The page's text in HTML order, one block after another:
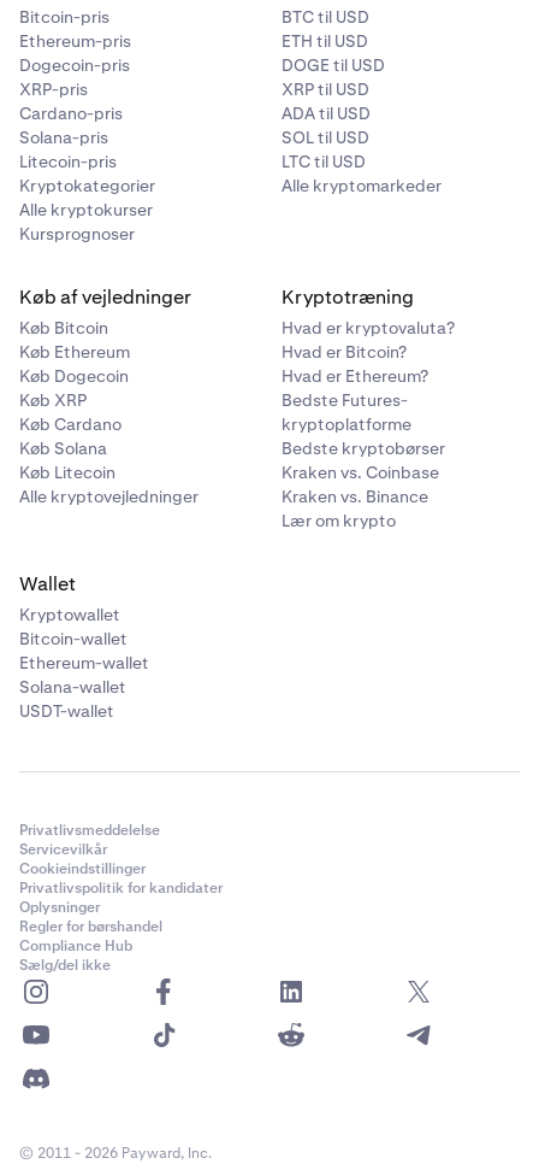
Bitcoin-pris
Ethereum-pris
Dogecoin-pris
XRP-pris
Cardano-pris
Solana-pris
Litecoin-pris
Kryptokategorier
Alle kryptokurser
Kursprognoser
BTC til USD
ETH til USD
DOGE til USD
XRP til USD
ADA til USD
SOL til USD
LTC til USD
Alle kryptomarkeder
Køb af vejledninger
Køb Bitcoin
Køb Ethereum
Køb Dogecoin
Køb XRP
Køb Cardano
Køb Solana
Køb Litecoin
Alle kryptovejledninger
Kryptotræning
Hvad er kryptovaluta?
Hvad er Bitcoin?
Hvad er Ethereum?
Bedste Futures-
kryptoplatforme
Bedste kryptobørser
Kraken vs. Coinbase
Kraken vs. Binance
Lær om krypto
Wallet
Kryptowallet
Bitcoin-wallet
Ethereum-wallet
Solana-wallet
USDT-wallet
Privatlivsmeddelelse
Servicevilkår
Cookieindstillinger
Privatlivspolitik for kandidater
Oplysninger
Regler for børshandel
Compliance Hub
Sælg/del ikke
© 2011 - 2026 Payward, Inc.